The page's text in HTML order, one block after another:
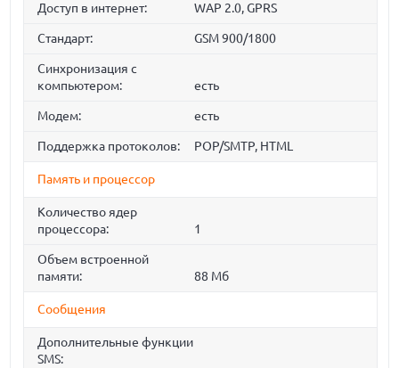
Доступ в интернет: WAP 2.0, GPRS
Стандарт: GSM 900/1800
Синхронизация с
компьютером:
есть
Модем: есть
Поддержка протоколов: POP/SMTP, HTML
Память и процессор
Количество ядер
процессора:
1
Объем встроенной
памяти:
88 Мб
Сообщения
Дополнительные функции
SMS: